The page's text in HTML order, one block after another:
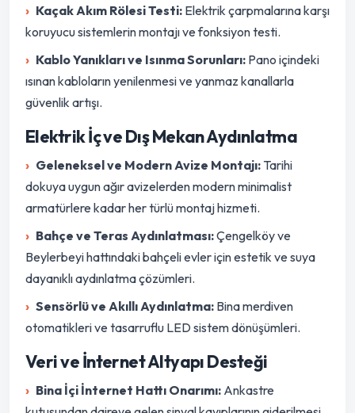
Kaçak Akım Rölesi Testi: Elektrik çarpmalarına karşı
koruyucu sistemlerin montajı ve fonksiyon testi.
Kablo Yanıkları ve Isınma Sorunları: Pano içindeki
ısınan kabloların yenilenmesi ve yanmaz kanallarla
güvenlik artışı.
Elektrik İç ve Dış Mekan Aydınlatma
Geleneksel ve Modern Avize Montajı: Tarihi
dokuya uygun ağır avizelerden modern minimalist
armatürlere kadar her türlü montaj hizmeti.
Bahçe ve Teras Aydınlatması:Çengelköy ve
Beylerbeyi hattındaki bahçeli evler için estetik ve suya
dayanıklı aydınlatma çözümleri.
Sensörlü ve Akıllı Aydınlatma: Bina merdiven
otomatikleri ve tasarruflu LED sistem dönüşümleri.
Veri ve İnternet Altyapı Desteği
Bina İçi İnternet Hattı Onarımı: Ankastre